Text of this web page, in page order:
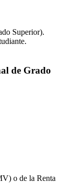
Superior).
de Grado
o de la Renta